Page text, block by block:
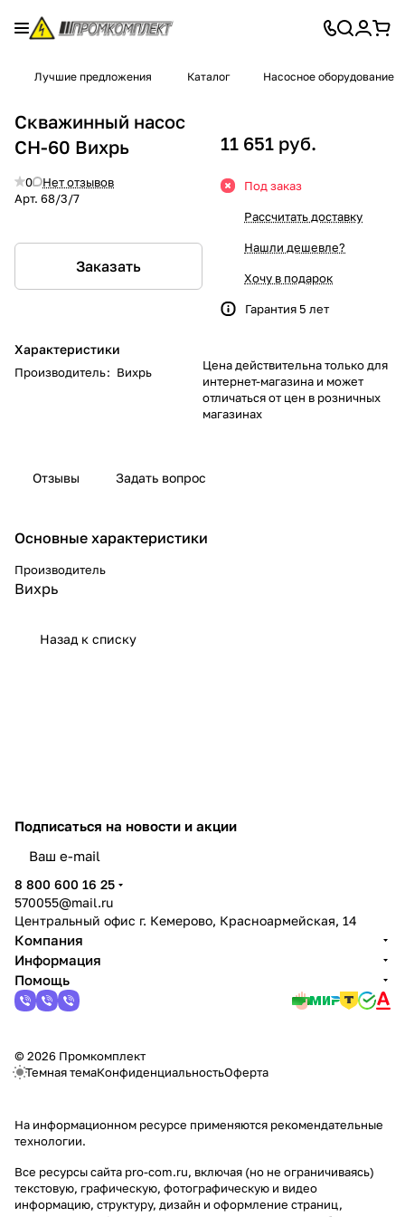
Лучшие предложения Каталог Насосное оборудование
Скважинный насос
СН-60 Вихрь
0
Нет отзывов
Арт. 68/3/7
Заказать
Характеристики
Производитель: Вихрь
11 651 руб.
Под заказ
Рассчитать доставку
Нашли дешевле?
Хочу в подарок
Гарантия 5 лет
Цена действительна только для
интернет-магазина и может
отличаться от цен в розничных
магазинах
Отзывы Задать вопрос
Основные характеристики
Производитель
Вихрь
Назад к списку
Подписаться на новости и акции
8 800 600 16 25
570055@mail.ru
Центральный офис г. Кемерово, Красноармейская, 14
Компания
Информация
Помощь
© 2026 Промкомплект
Темная темаКонфиденциальностьОферта
На информационном ресурсе применяются рекомендательные
технологии.
Все ресурсы сайта pro-com.ru, включая (но не ограничиваясь)
текстовую, графическую, фотографическую и видео
информацию, структуру, дизайн и оформление страниц,